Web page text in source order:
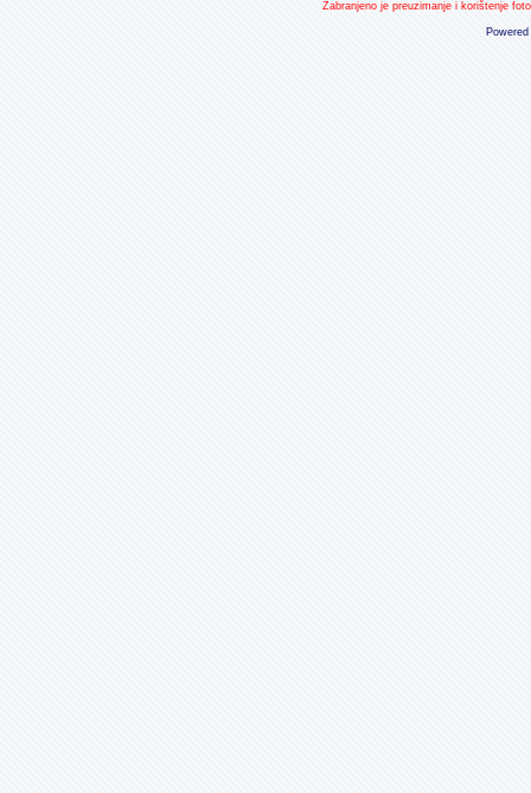
Zabranjeno je preuzimanje i korištenje